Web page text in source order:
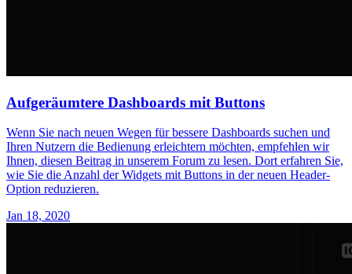
Aufgeräumtere Dashboards mit Buttons
Wenn Sie nach neuen Wegen für bessere Dashboards suchen und
Ihren Nutzern die Bedienung erleichtern möchten, empfehlen wir
Ihnen, diesen Beitrag in unserem Forum zu lesen. Dort erfahren Sie,
wie Sie die Anzahl der Widgets mit Buttons in der neuen Header-
Option reduzieren.
Jan 18, 2020